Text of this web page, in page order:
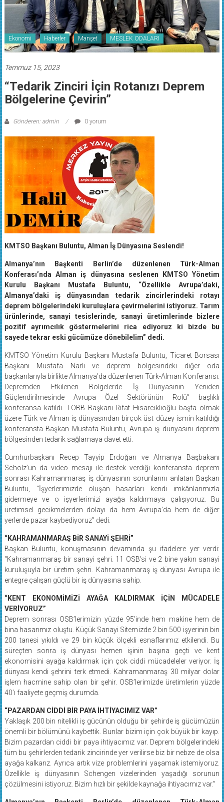
Ekonomi Haberler Manşet MESLEK ODALARI
“Tedarik Zinciri İçin Rotanızı Deprem
Bölgelerine Çevirin”
KMTSO Başkanı Buluntu, Alman İş Dünyasına Seslendi!
Konferası’nda Alman iş dünyasına seslenen KMTSO Yönetim
Kurulu Başkanı Mustafa Buluntu, “Özellikle Avrupa’daki,
Almanya’daki iş dünyasından tedarik zincirlerindeki rotayı
deprem bölgelerindeki kuruluşlara çevirmelerini istiyoruz. Tarım
ürünlerinde, sanayi tesislerinde, sanayi üretimlerinde bizlere
pozitif ayrımcılık göstermelerini rica ediyoruz ki bizde bu
sayede tekrar eski gücümüze dönebilelim” dedi.
Başkanı Mustafa Narlı ve deprem bölgesindeki diğer oda
başkanlarıyla birlikte Almanya’da düzenlenen Türk-Alman Konferansı:
Depremden Etkilenen Bölgelerde İş Dünyasının Yeniden
Güçlendirilmesinde Avrupa Özel Sektörünün Rolü” başlıklı
konferansa katıldı. TOBB Başkanı Rifat Hisarcıklıoğlu başta olmak
üzere Türk ve Alman iş dünyasından birçok üst düzey ismin katıldığı
konferansta Başkan Mustafa Buluntu, Avrupa iş dünyasını deprem
bölgesinden tedarik sağlamaya davet etti.​
Scholz’un da video mesajı ile destek verdiği konferansta deprem
sonrası Kahramanmaraş iş dünyasının sorunlarını anlatan Başkan
Buluntu, “İşyerlerimizde oluşan hasarları kendi imkânlarımızla
gidermeye ve o işyerlerimizi ayağa kaldırmaya çalışıyoruz. Bu
üretimsel gecikmelerden dolayı da hem Avrupa’da hem de diğer
yerlerde pazar kaybediyoruz” dedi.
“KAHRAMANMARAŞ BİR SANAYİ ŞEHRİ”
Başkan Buluntu, konuşmasının devamında şu ifadelere yer verdi:
“Kahramanmaraş bir sanayi şehri. 11 OSB’si ve 2 bine yakın sanayi
kuruluşuyla bir üretim şehri. Kahramanmaraş iş dünyası Avrupa ile
entegre çalışan güçlü bir iş dünyasına sahip.
“KENT EKONOMİMİZİ AYAĞA KALDIRMAK İÇİN MÜCADELE
VERİYORUZ”
Deprem sonrası OSB’lerimizin yüzde 95’inde hem makine hem de
bina hasarımız oluştu. Küçük Sanayi Sitemizde 2 bin 500 işyerinin bin
200 tanesi yıkıldı ve 29 bin küçük ölçekli esnaflarımız etkilendi. Bu
süreçten sonra iş dünyası hemen işinin başına geçti ve kent
ekonomisini ayağa kaldırmak için çok ciddi mücadeleler veriyor. İş
dünyası kendi şehrini terk etmedi. Kahramanmaraş 30 milyar dolar
işlem hacmine sahip olan bir şehir. OSB’lerimizde üretimlerin yüzde
40’ı faaliyete geçmiş durumda.
“PAZARDAN CİDDİ BİR PAYA İHTİYACIMIZ VAR”
Yaklaşık 200 bin nitelikli iş gücünün olduğu bir şehirde iş gücümüzün
önemli bir bölümünü kaybettik. Bunlar bizim için çok büyük bir kayıp.
Bizim pazardan ciddi bir paya ihtiyacımız var. Deprem bölgelerindeki
tüm bu şehirlerden tedarik zincirinde yer verilirse biz bir nebze de olsa
ayağa kalkarız. Ayrıca artık vize problemlerini yaşamak istemiyoruz.
Özellikle iş dünyasının Schengen vizelerinden yaşadığı sorunun
çözülmesini istiyoruz. Bizim hızlı bir şekilde kaynağa ihtiyacımız var.”